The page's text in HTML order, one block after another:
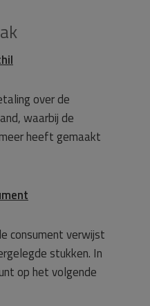
over de
waarbij de
heeft gemaakt
consument verwijst
stukken. In
op het volgende